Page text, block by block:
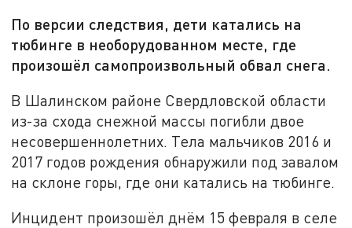
По версии следствия, дети катались на
тюбинге в необорудованном месте, где
произошёл самопроизвольный обвал снега.
В Шалинском районе Свердловской области
из-за схода снежной массы погибли двое
несовершеннолетних. Тела мальчиков 2016 и
2017 годов рождения обнаружили под завалом
на склоне горы, где они катались на тюбинге.
Инцидент произошёл днём 15 февраля в селе